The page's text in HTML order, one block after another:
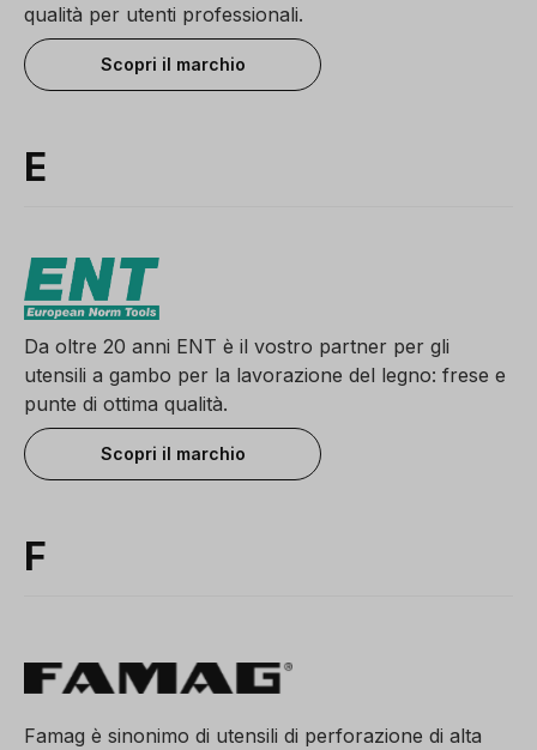
qualità per utenti professionali.
Scopri il marchio
E
Da oltre 20 anni ENT è il vostro partner per gli
utensili a gambo per la lavorazione del legno: frese e
punte di ottima qualità.
Scopri il marchio
F
Famag è sinonimo di utensili di perforazione di alta